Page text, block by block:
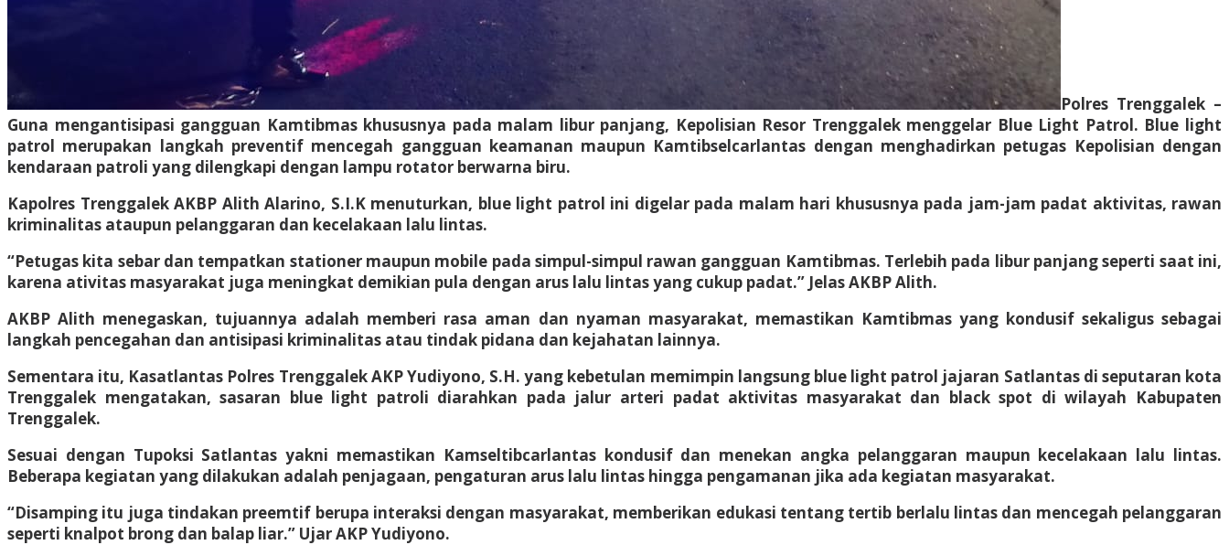
Polres Trenggalek –
Guna mengantisipasi gangguan Kamtibmas khususnya pada malam libur panjang, Kepolisian Resor Trenggalek menggelar Blue Light Patrol. Blue light
patrol merupakan langkah preventif mencegah gangguan keamanan maupun Kamtibselcarlantas dengan menghadirkan petugas Kepolisian dengan
kendaraan patroli yang dilengkapi dengan lampu rotator berwarna biru.
Kapolres Trenggalek AKBP Alith Alarino, S.I.K menuturkan, blue light patrol ini digelar pada malam hari khususnya pada jam-jam padat aktivitas, rawan
kriminalitas ataupun pelanggaran dan kecelakaan lalu lintas.
“Petugas kita sebar dan tempatkan stationer maupun mobile pada simpul-simpul rawan gangguan Kamtibmas. Terlebih pada libur panjang seperti saat ini,
karena ativitas masyarakat juga meningkat demikian pula dengan arus lalu lintas yang cukup padat.” Jelas AKBP Alith.
AKBP Alith menegaskan, tujuannya adalah memberi rasa aman dan nyaman masyarakat, memastikan Kamtibmas yang kondusif sekaligus sebagai
langkah pencegahan dan antisipasi kriminalitas atau tindak pidana dan kejahatan lainnya.
Sementara itu, Kasatlantas Polres Trenggalek AKP Yudiyono, S.H. yang kebetulan memimpin langsung blue light patrol jajaran Satlantas di seputaran kota
Trenggalek mengatakan, sasaran blue light patroli diarahkan pada jalur arteri padat aktivitas masyarakat dan black spot di wilayah Kabupaten
Trenggalek.
Sesuai dengan Tupoksi Satlantas yakni memastikan Kamseltibcarlantas kondusif dan menekan angka pelanggaran maupun kecelakaan lalu lintas.
Beberapa kegiatan yang dilakukan adalah penjagaan, pengaturan arus lalu lintas hingga pengamanan jika ada kegiatan masyarakat.
“Disamping itu juga tindakan preemtif berupa interaksi dengan masyarakat, memberikan edukasi tentang tertib berlalu lintas dan mencegah pelanggaran
seperti knalpot brong dan balap liar.” Ujar AKP Yudiyono.